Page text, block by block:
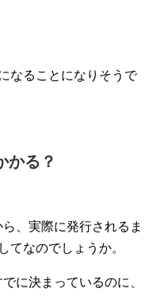
なることになりそうで
かる？
、実際に発行されるま
てなのでしょうか。
に決まっているのに、